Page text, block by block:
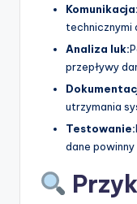
Komunikacja:
technicznymi
Analiza luk:
przepływy
utrzymania
Testowanie:
dane